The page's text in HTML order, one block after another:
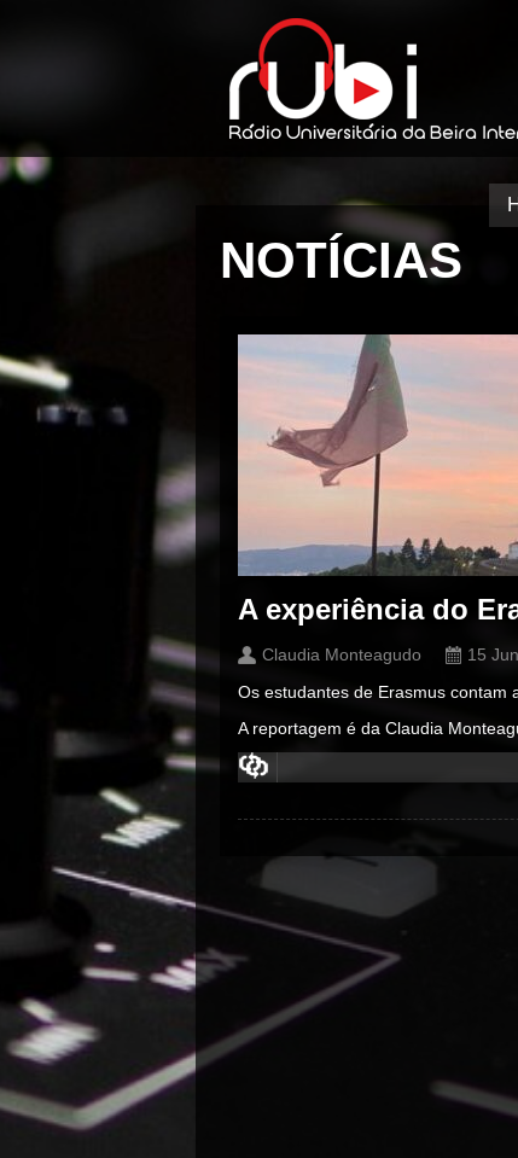
NOTÍCIAS
A experiência do
Claudia Monteagudo 15
Os estudantes de Erasmus contam
A reportagem é da Claudia
00:00